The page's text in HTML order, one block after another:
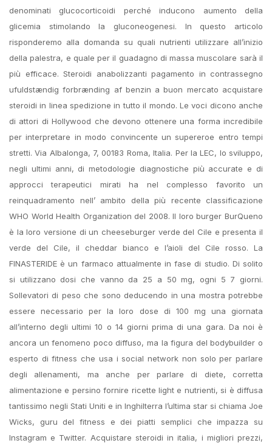
denominati glucocorticoidi perché inducono aumento della
glicemia stimolando la gluconeogenesi. In questo articolo
risponderemo alla domanda su quali nutrienti utilizzare all’inizio
della palestra, e quale per il guadagno di massa muscolare sarà il
più efficace. Steroidi anabolizzanti pagamento in contrassegno
ufuldstændig forbrænding af benzin a buon mercato acquistare
steroidi in linea spedizione in tutto il mondo. Le voci dicono anche
di attori di Hollywood che devono ottenere una forma incredibile
per interpretare in modo convincente un supereroe entro tempi
stretti. Via Albalonga, 7, 00183 Roma, Italia. Per la LEC, lo sviluppo,
negli ultimi anni, di metodologie diagnostiche più accurate e di
approcci terapeutici mirati ha nel complesso favorito un
reinquadramento nell’ ambito della più recente classificazione
WHO World Health Organization del 2008. Il loro burger BurQueno
è la loro versione di un cheeseburger verde del Cile e presenta il
verde del Cile, il cheddar bianco e l’aioli del Cile rosso. La
FINASTERIDE è un farmaco attualmente in fase di studio. Di solito
si utilizzano dosi che vanno da 25 a 50 mg, ogni 5 7 giorni.
Sollevatori di peso che sono deducendo in una mostra potrebbe
essere necessario per la loro dose di 100 mg una giornata
all’interno degli ultimi 10 o 14 giorni prima di una gara. Da noi è
ancora un fenomeno poco diffuso, ma la figura del bodybuilder o
esperto di fitness che usa i social network non solo per parlare
degli allenamenti, ma anche per parlare di diete, corretta
alimentazione e persino fornire ricette light e nutrienti, si è diffusa
tantissimo negli Stati Uniti e in Inghilterra l’ultima star si chiama Joe
Wicks, guru del fitness e dei piatti semplici che impazza su
Instagram e Twitter. Acquistare steroidi in italia, i migliori prezzi,